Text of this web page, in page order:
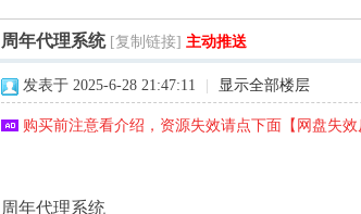
周年代理系统 [复制链接] 主动推送
发表于 2025-6-28 21:47:11 显示全部楼层
购买前注意看介绍，资源失效请点下面【网盘失
周年代理系统